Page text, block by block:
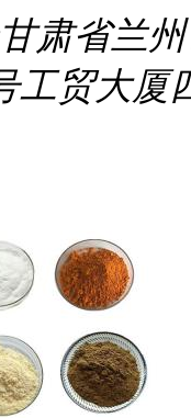
甘肃省兰
工贸大厦